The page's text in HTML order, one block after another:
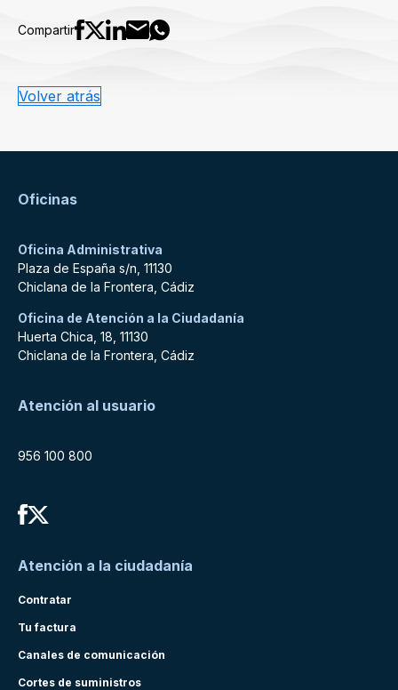
Compartir
Volver atrás
Oficinas
Oficina Administrativa
Plaza de España s/n, 11130
Chiclana de la Frontera, Cádiz
Oficina de Atención a la Ciudadanía
Huerta Chica, 18, 11130
Chiclana de la Frontera, Cádiz
Atención al usuario
956 100 800
Atención a la ciudadanía
Contratar
Tu factura
Canales de comunicación
Cortes de suministros